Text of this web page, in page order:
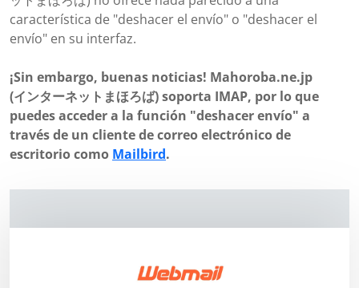
característica de "deshacer el envío" o "deshacer el
envío" en su interfaz.
¡Sin embargo, buenas noticias! Mahoroba.ne.jp
(インターネットまほろば) soporta IMAP, por lo que
puedes acceder a la función "deshacer envío" a
través de un cliente de correo electrónico de
escritorio como Mailbird.